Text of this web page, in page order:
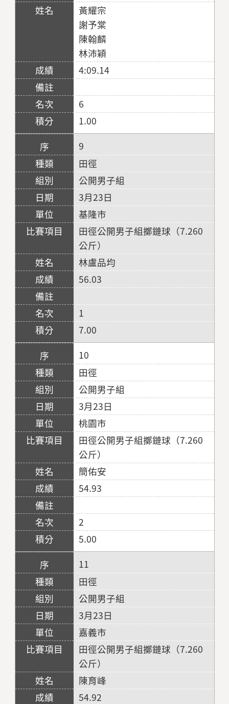
黃耀宗
謝予棠
陳翰麟
林沛穎
4:09.14
6
1.00
9
田徑
公開男子組
3月23日
基隆市
田徑公開男子組擲鏈球（7.260
公斤）
林盧品均
56.03
1
7.00
10
田徑
公開男子組
3月23日
桃園市
田徑公開男子組擲鏈球（7.260
公斤）
簡佑安
54.93
2
5.00
11
田徑
公開男子組
3月23日
嘉義市
田徑公開男子組擲鏈球（7.260
公斤）
陳育峰
54.92